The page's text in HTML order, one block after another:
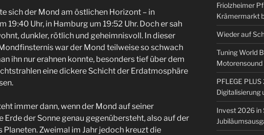
sich der Mond am östlichen Horizont – in
19:40 Uhr, in Hamburg um 19:52 Uhr. Doch er sah
dunkler, rötlich und geheimnisvoll. In dieser
war der Mond teilweise so schwach
ihn nur erahnen konnte, besonders tief über dem
eine dickere Schicht der Erdatmosphäre
immer dann, wenn der Mond auf seiner
Erde der Sonne genau gegenübersteht, also auf der
Planeten. Zweimal im Jahr jedoch kreuzt die
Friolzheimer
Krämermarkt
Wieder auf
Tuning World
PFLEGE
Digitalisierung
Invest 2026 in